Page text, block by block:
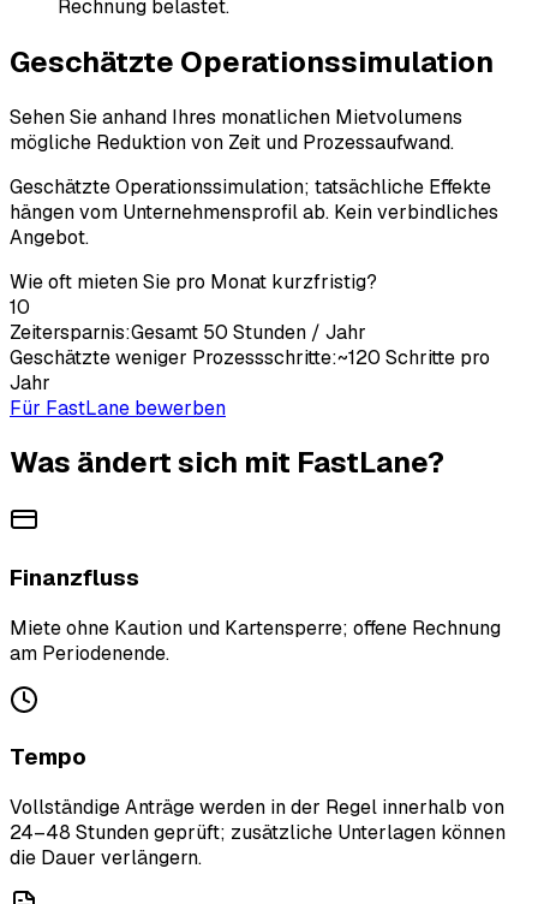
Rechnung belastet.
Geschätzte Operationssimulation
Sehen Sie anhand Ihres monatlichen Mietvolumens
mögliche Reduktion von Zeit und Prozessaufwand.
Geschätzte Operationssimulation; tatsächliche Effekte
hängen vom Unternehmensprofil ab. Kein verbindliches
Angebot.
Wie oft mieten Sie pro Monat kurzfristig?
10
Zeitersparnis:Gesamt 50 Stunden / Jahr
Geschätzte weniger Prozessschritte:~120 Schritte pro
Jahr
Für FastLane bewerben
Was ändert sich mit FastLane?
Finanzfluss
Miete ohne Kaution und Kartensperre; offene Rechnung
am Periodenende.
Tempo
Vollständige Anträge werden in der Regel innerhalb von
24–48 Stunden geprüft; zusätzliche Unterlagen können
die Dauer verlängern.